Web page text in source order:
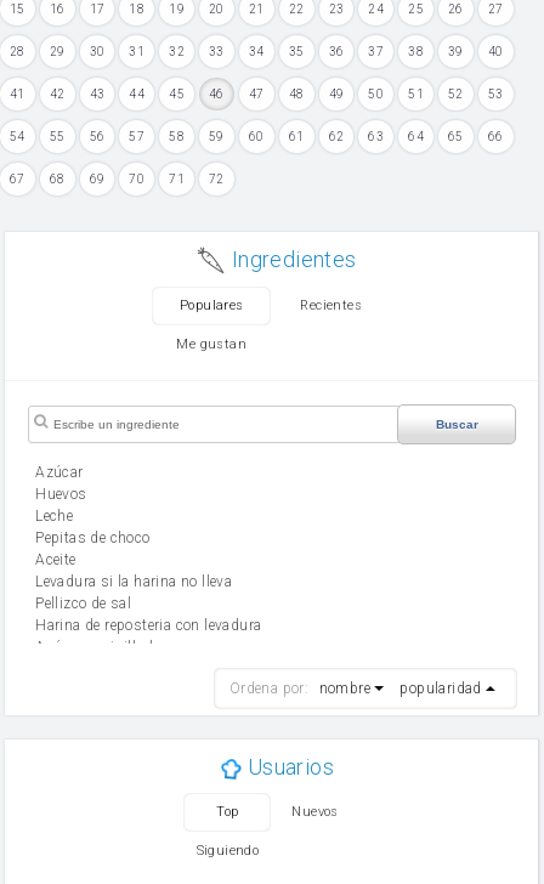
15 16 17 18 19 20 21 22 23 24 25 26 27
28 29 30 31 32 33 34 35 36 37 38 39 40
41 42 43 44 45 46 47 48 49 50 51 52 53
54 55 56 57 58 59 60 61 62 63 64 65 66
67 68 69 70 71 72
Ingredientes
Populares Recientes
Me gustan
Buscar
Azúcar
huevos
leche
Pepitas de choco
aceite
Levadura si la harina no lleva
Pellizco de sal
Harina de reposteria con levadura
Azúcar avainillado
mantequilla
Ordena por: nombre popularidad
Usuarios
Top Nuevos
Siguiendo